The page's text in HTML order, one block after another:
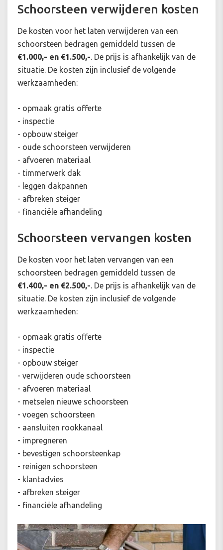
Schoorsteen verwijderen kosten
De kosten voor het laten verwijderen van een
schoorsteen bedragen gemiddeld tussen de
€1.000,- en €1.500,-. De prijs is afhankelijk van de
situatie. De kosten zijn inclusief de volgende
werkzaamheden:
- opmaak gratis offerte
- inspectie
- opbouw steiger
- oude schoorsteen verwijderen
- afvoeren materiaal
- timmerwerk dak
- leggen dakpannen
- afbreken steiger
- financiële afhandeling
Schoorsteen vervangen kosten
De kosten voor het laten vervangen van een
schoorsteen bedragen gemiddeld tussen de
€1.400,- en €2.500,-. De prijs is afhankelijk van de
situatie. De kosten zijn inclusief de volgende
werkzaamheden:
- opmaak gratis offerte
- inspectie
- opbouw steiger
- verwijderen oude schoorsteen
- afvoeren materiaal
- metselen nieuwe schoorsteen
- voegen schoorsteen
- aansluiten rookkanaal
- impregneren
- bevestigen schoorsteenkap
- reinigen schoorsteen
- klantadvies
- afbreken steiger
- financiële afhandeling